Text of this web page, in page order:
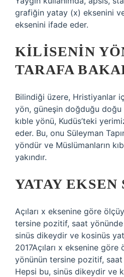
grafiğin yatay (x) eksenini
eksenini ifade eder.
KILISENIN
TARAFA
Bilindiği üzere, Hristiyanlar
yön, güneşin doğduğu
kıble yönü, Kudüs’teki
eder. Bu, onu Süleyman
yöndür ve Müslümanların
yakındır.
YATAY EKSEN
Açıları x eksenine göre
tersine pozitif, saat
sinüs dikeydir ve kosinüs
2017Açıları x eksenine
yönünün tersine pozitif,
Hepsi bu, sinüs dikeydir ve